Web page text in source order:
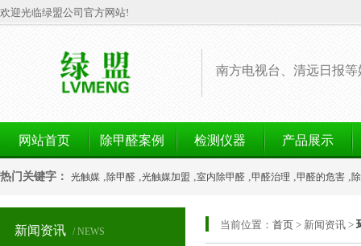
欢迎光临绿盟公司官方网站!
南方电视台、清远日报
网站首页 除甲醛案例 检测仪器 产品展示
热门关键字： 光触媒 ,除甲醛 ,光触媒加盟 ,室内除甲醛 ,甲醛治理 ,甲醛的危害 ,
新闻资讯 / NEWS
当前位置： 首页 > 新闻资讯 >